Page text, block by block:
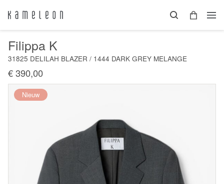
Filippa K
31825 DELILAH BLAZER / 1444 DARK GREY MELANGE
€ 390,00
Nieuw